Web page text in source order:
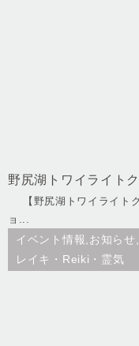
野尻湖トワイライト
【野尻湖トワイライト
ョ...
イベント情報,お知ら
レイキ・Reiki・霊気